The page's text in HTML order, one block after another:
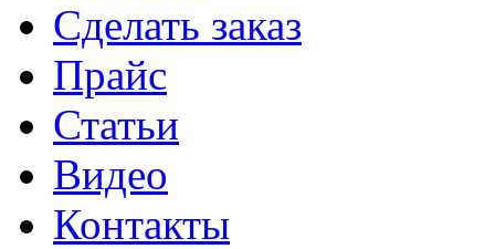
Сделать заказ
Прайс
Статьи
Видео
Контакты